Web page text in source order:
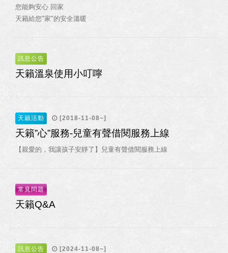
您能夠安心 回家
天籟給您"家"的安全溫暖
訊息公告
天籟溫泉使用小叮嚀
天籟活動 [2018-11-08~]
天籟”心”服務-兒童有聲借閱服務上線
【親愛的，我讓孩子安靜了】兒童有聲借閱服務上線
常見問題
天籟Q&A
訊息公告 [2024-11-08~]